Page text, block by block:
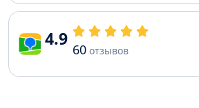
4.9 60 отзывов